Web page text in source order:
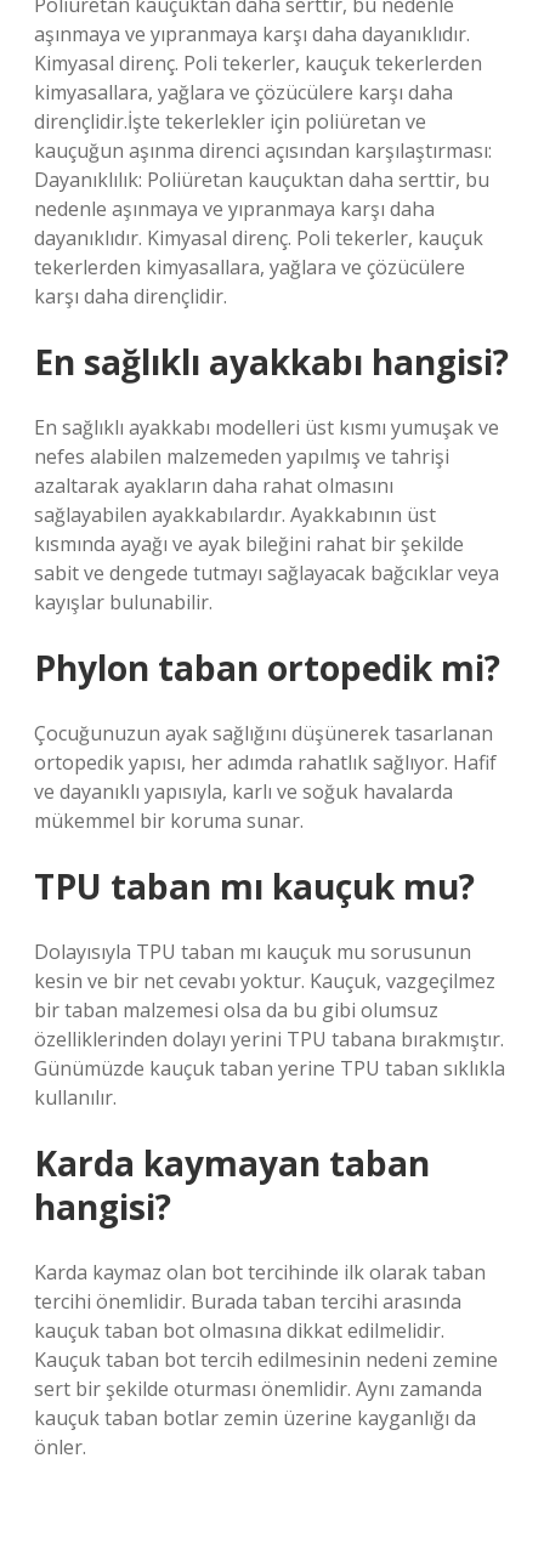
aşınmaya ve yıpranmaya karşı daha dayanıklıdır.
Kimyasal direnç. Poli tekerler, kauçuk tekerlerden
kimyasallara, yağlara ve çözücülere karşı daha
dirençlidir.İşte tekerlekler için poliüretan ve
kauçuğun aşınma direnci açısından karşılaştırması:
Dayanıklılık: Poliüretan kauçuktan daha serttir, bu
nedenle aşınmaya ve yıpranmaya karşı daha
dayanıklıdır. Kimyasal direnç. Poli tekerler, kauçuk
tekerlerden kimyasallara, yağlara ve çözücülere
karşı daha dirençlidir.
En sağlıklı ayakkabı hangisi?
En sağlıklı ayakkabı modelleri üst kısmı yumuşak ve
nefes alabilen malzemeden yapılmış ve tahrişi
azaltarak ayakların daha rahat olmasını
sağlayabilen ayakkabılardır. Ayakkabının üst
kısmında ayağı ve ayak bileğini rahat bir şekilde
sabit ve dengede tutmayı sağlayacak bağcıklar veya
kayışlar bulunabilir.
Phylon taban ortopedik mi?
Çocuğunuzun ayak sağlığını düşünerek tasarlanan
ortopedik yapısı, her adımda rahatlık sağlıyor. Hafif
ve dayanıklı yapısıyla, karlı ve soğuk havalarda
mükemmel bir koruma sunar.
TPU taban mı kauçuk mu?
Dolayısıyla TPU taban mı kauçuk mu sorusunun
kesin ve bir net cevabı yoktur. Kauçuk, vazgeçilmez
bir taban malzemesi olsa da bu gibi olumsuz
özelliklerinden dolayı yerini TPU tabana bırakmıştır.
Günümüzde kauçuk taban yerine TPU taban sıklıkla
kullanılır.
Karda kaymayan taban
hangisi?
Karda kaymaz olan bot tercihinde ilk olarak taban
tercihi önemlidir. Burada taban tercihi arasında
kauçuk taban bot olmasına dikkat edilmelidir.
Kauçuk taban bot tercih edilmesinin nedeni zemine
sert bir şekilde oturması önemlidir. Aynı zamanda
kauçuk taban botlar zemin üzerine kayganlığı da
önler.